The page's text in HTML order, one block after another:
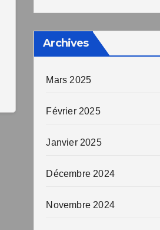
Archives
Mars 2025
Février 2025
Janvier 2025
Décembre 2024
Novembre 2024